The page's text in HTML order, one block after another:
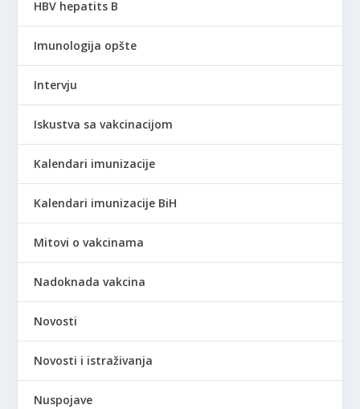
HBV hepatits B
Imunologija opšte
Intervju
Iskustva sa vakcinacijom
Kalendari imunizacije
Kalendari imunizacije BiH
Mitovi o vakcinama
Nadoknada vakcina
Novosti
Novosti i istraživanja
Nuspojave